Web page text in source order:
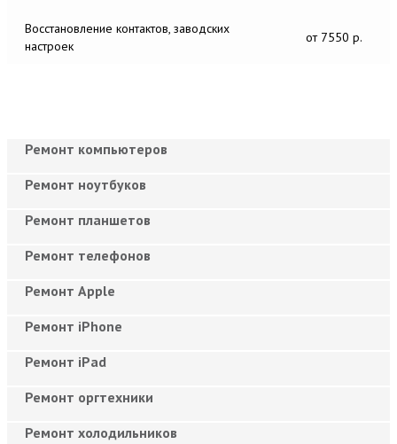
Восстановление контактов, заводских
настроек
от 7550 р.
Ремонт компьютеров
Ремонт ноутбуков
Ремонт планшетов
Ремонт телефонов
Ремонт Apple
Ремонт iPhone
Ремонт iPad
Ремонт оргтехники
Ремонт холодильников